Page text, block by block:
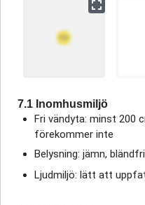
7.1 Inomhusmiljö
Fri vändyta: minst 200
förekommer inte
Belysning: jämn, bländfri
Ljudmiljö: lätt att